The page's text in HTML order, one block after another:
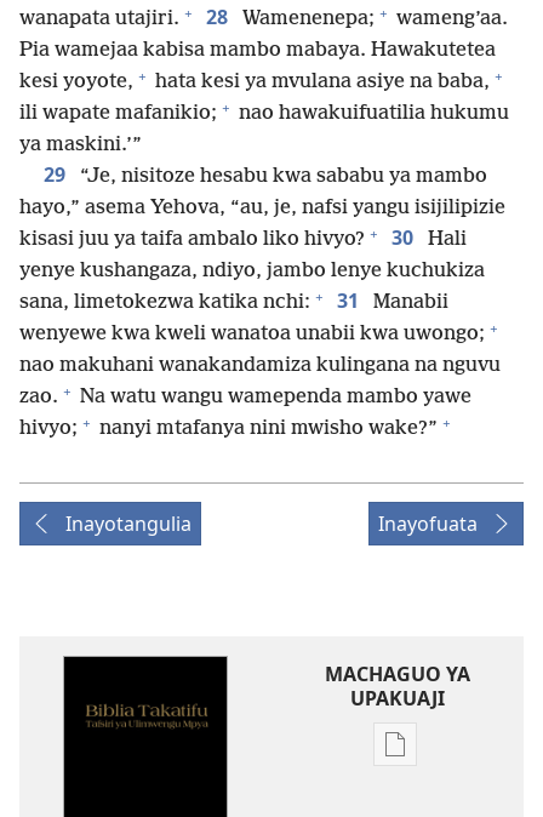
wanapata utajiri. + 28 Wamenenepa; + wameng’aa.
Pia wamejaa kabisa mambo mabaya. Hawakutetea
kesi yoyote, + hata kesi ya mvulana asiye na baba, +
ili wapate mafanikio; + nao hawakuifuatilia hukumu
ya maskini.’”
29
“Je, nisitoze hesabu kwa sababu ya mambo
hayo,” asema Yehova, “au, je, nafsi yangu isijilipizie
kisasi juu ya taifa ambalo liko hivyo? + 30
Hali
yenye kushangaza, ndiyo, jambo lenye kuchukiza
sana, limetokezwa katika nchi: + 31
Manabii
wenyewe kwa kweli wanatoa unabii kwa uwongo; +
nao makuhani wanakandamiza kulingana na nguvu
zao. + Na watu wangu wamependa mambo yawe
hivyo; + nanyi mtafanya nini mwisho wake?” +
Inayotangulia Inayofuata
MACHAGUO YA
UPAKUAJI
Mbinu